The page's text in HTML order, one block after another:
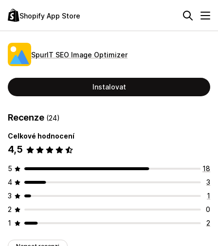
Shopify App Store
SpurIT SEO Image Optimizer
Instalovat
Recenze (24)
Celkové hodnocení
4,5
5
18
4
3
3
1
2
0
1
2